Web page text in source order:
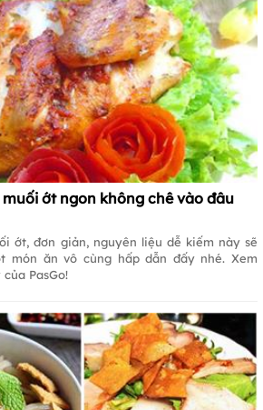
ớt ngon không chê vào đâu
ớt, đơn giản, nguyên liệu dễ kiếm này sẽ
món ăn vô cùng hấp dẫn đấy nhé. Xem
PasGo!